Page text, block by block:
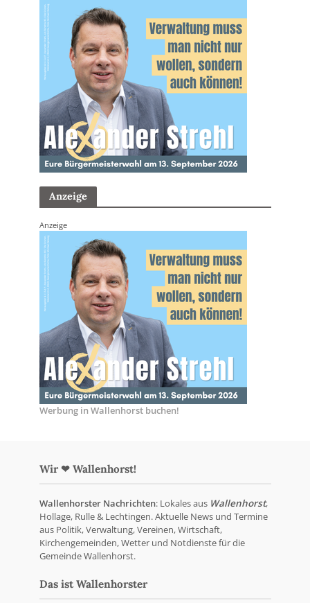
Anzeige
Anzeige
Werbung in Wallenhorst buchen!
Wir ❤ Wallenhorst!
Wallenhorster Nachrichten: Lokales aus Wallenhorst,
Hollage, Rulle & Lechtingen. Aktuelle News und Termine
aus Politik, Verwaltung, Vereinen, Wirtschaft,
Kirchengemeinden, Wetter und Notdienste für die
Gemeinde Wallenhorst.
Das ist Wallenhorster